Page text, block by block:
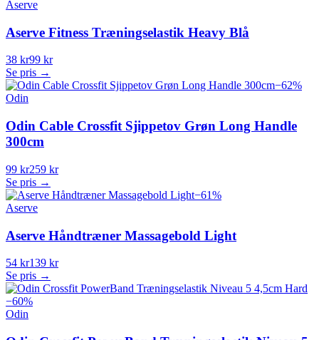
Aserve
Aserve Fitness Træningselastik Heavy Blå
38 kr99 kr
Se pris →
−62%
Odin
Odin Cable Crossfit Sjippetov Grøn Long Handle
300cm
99 kr259 kr
Se pris →
−61%
Aserve
Aserve Håndtræner Massagebold Light
54 kr139 kr
Se pris →
−60%
Odin